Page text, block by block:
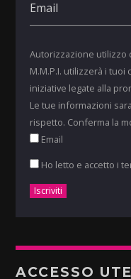
Autorizzazione utilizzo
M.M.P.I. utilizzerà i
iniziative legate alla
Le tue informazioni
rispetto. Conferma la
Email
Ho letto e accetto i
ACCESSO